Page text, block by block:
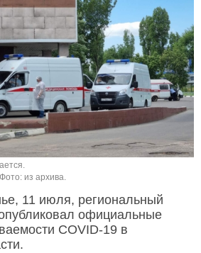
Фото: из архива.
11 июля, региональный
официальные
COVID-19 в